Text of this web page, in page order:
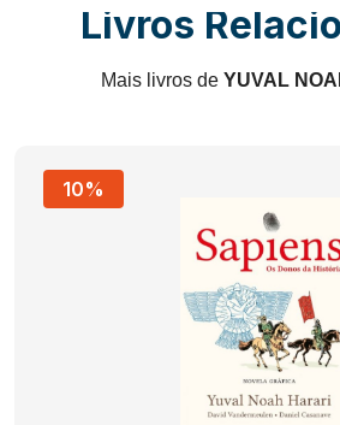
Livros
Mais livros de YUVAL
10%